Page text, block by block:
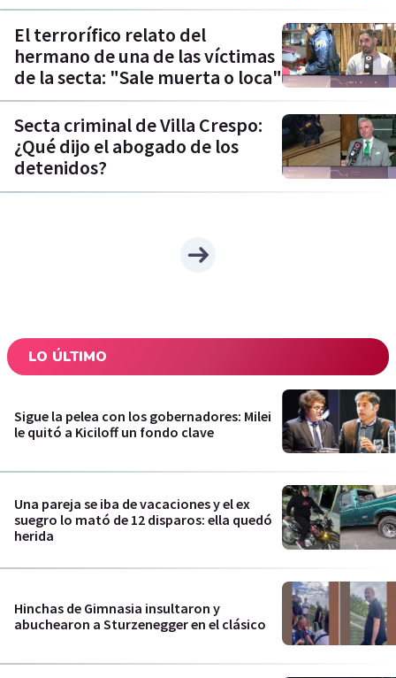
El terrorífico relato del
hermano de una de las víctimas
de la secta: "Sale muerta o loca"
Secta criminal de Villa Crespo:
¿Qué dijo el abogado de los
detenidos?
LO ÚLTIMO
Sigue la pelea con los gobernadores: Milei
le quitó a Kiciloff un fondo clave
Una pareja se iba de vacaciones y el ex
suegro lo mató de 12 disparos: ella quedó
herida
Hinchas de Gimnasia insultaron y
abuchearon a Sturzenegger en el clásico